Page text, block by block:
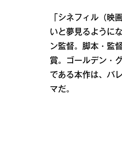
「シネフィル（映
いと夢見るように
ン監督。脚本・監
賞。ゴールデン・
である本作は、バ
マだ。